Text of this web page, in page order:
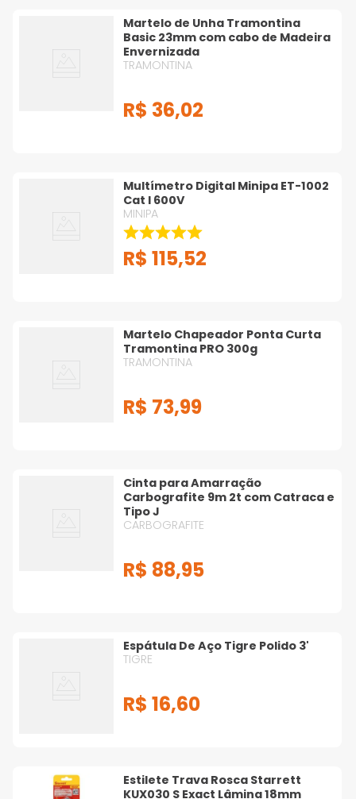
Martelo de Unha Tramontina
Basic 23mm com cabo de Madeira
Envernizada
TRAMONTINA
R$ 36,02
Multímetro Digital Minipa ET-1002
Cat I 600V
MINIPA
R$ 115,52
Martelo Chapeador Ponta Curta
Tramontina PRO 300g
TRAMONTINA
R$ 73,99
Cinta para Amarração
Carbografite 9m 2t com Catraca e
Tipo J
CARBOGRAFITE
R$ 88,95
Espátula De Aço Tigre Polido 3'
TIGRE
R$ 16,60
Estilete Trava Rosca Starrett
KUX030 S Exact Lâmina 18mm